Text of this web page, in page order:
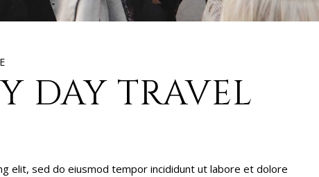
DAY TRAVEL
elit, sed do eiusmod tempor incididunt ut labore et dolore